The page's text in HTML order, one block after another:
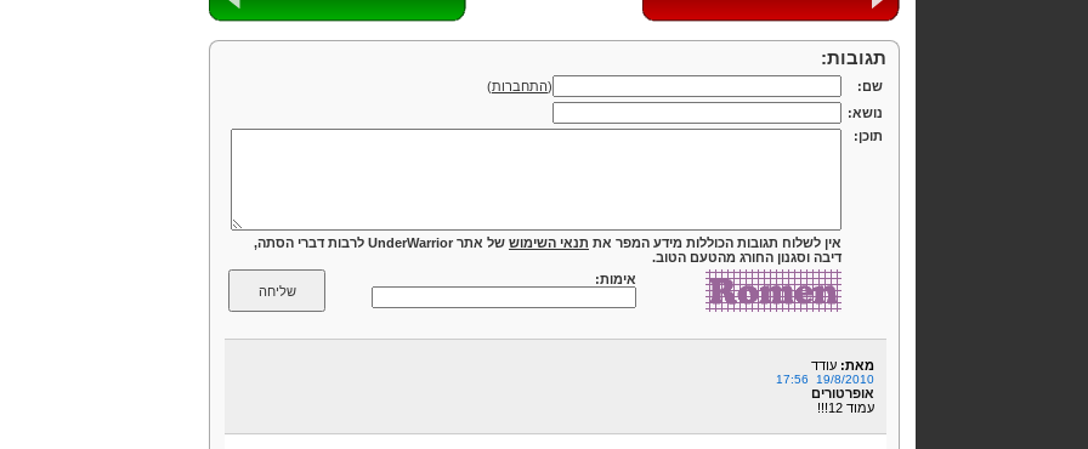
תגובות:
שם: (התחברות)
נושא:
תוכן:
אין לשלוח תגובות הכוללות מידע המפר את תנאי השימוש
של אתר UnderWarrior לרבות דברי הסתה,
דיבה וסגנון החורג מהטעם הטוב.
אימות:
מאת: עודד
19/8/2010 17:56
אופרטורים
עמוד 12!!!